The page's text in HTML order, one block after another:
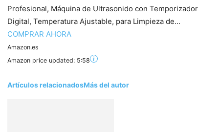
Profesional, Máquina de Ultrasonido con Temporizador
Digital, Temperatura Ajustable, para Limpieza de...
COMPRAR AHORA
Amazon.es
Amazon price updated: 5:58
Artículos relacionadosMás del autor